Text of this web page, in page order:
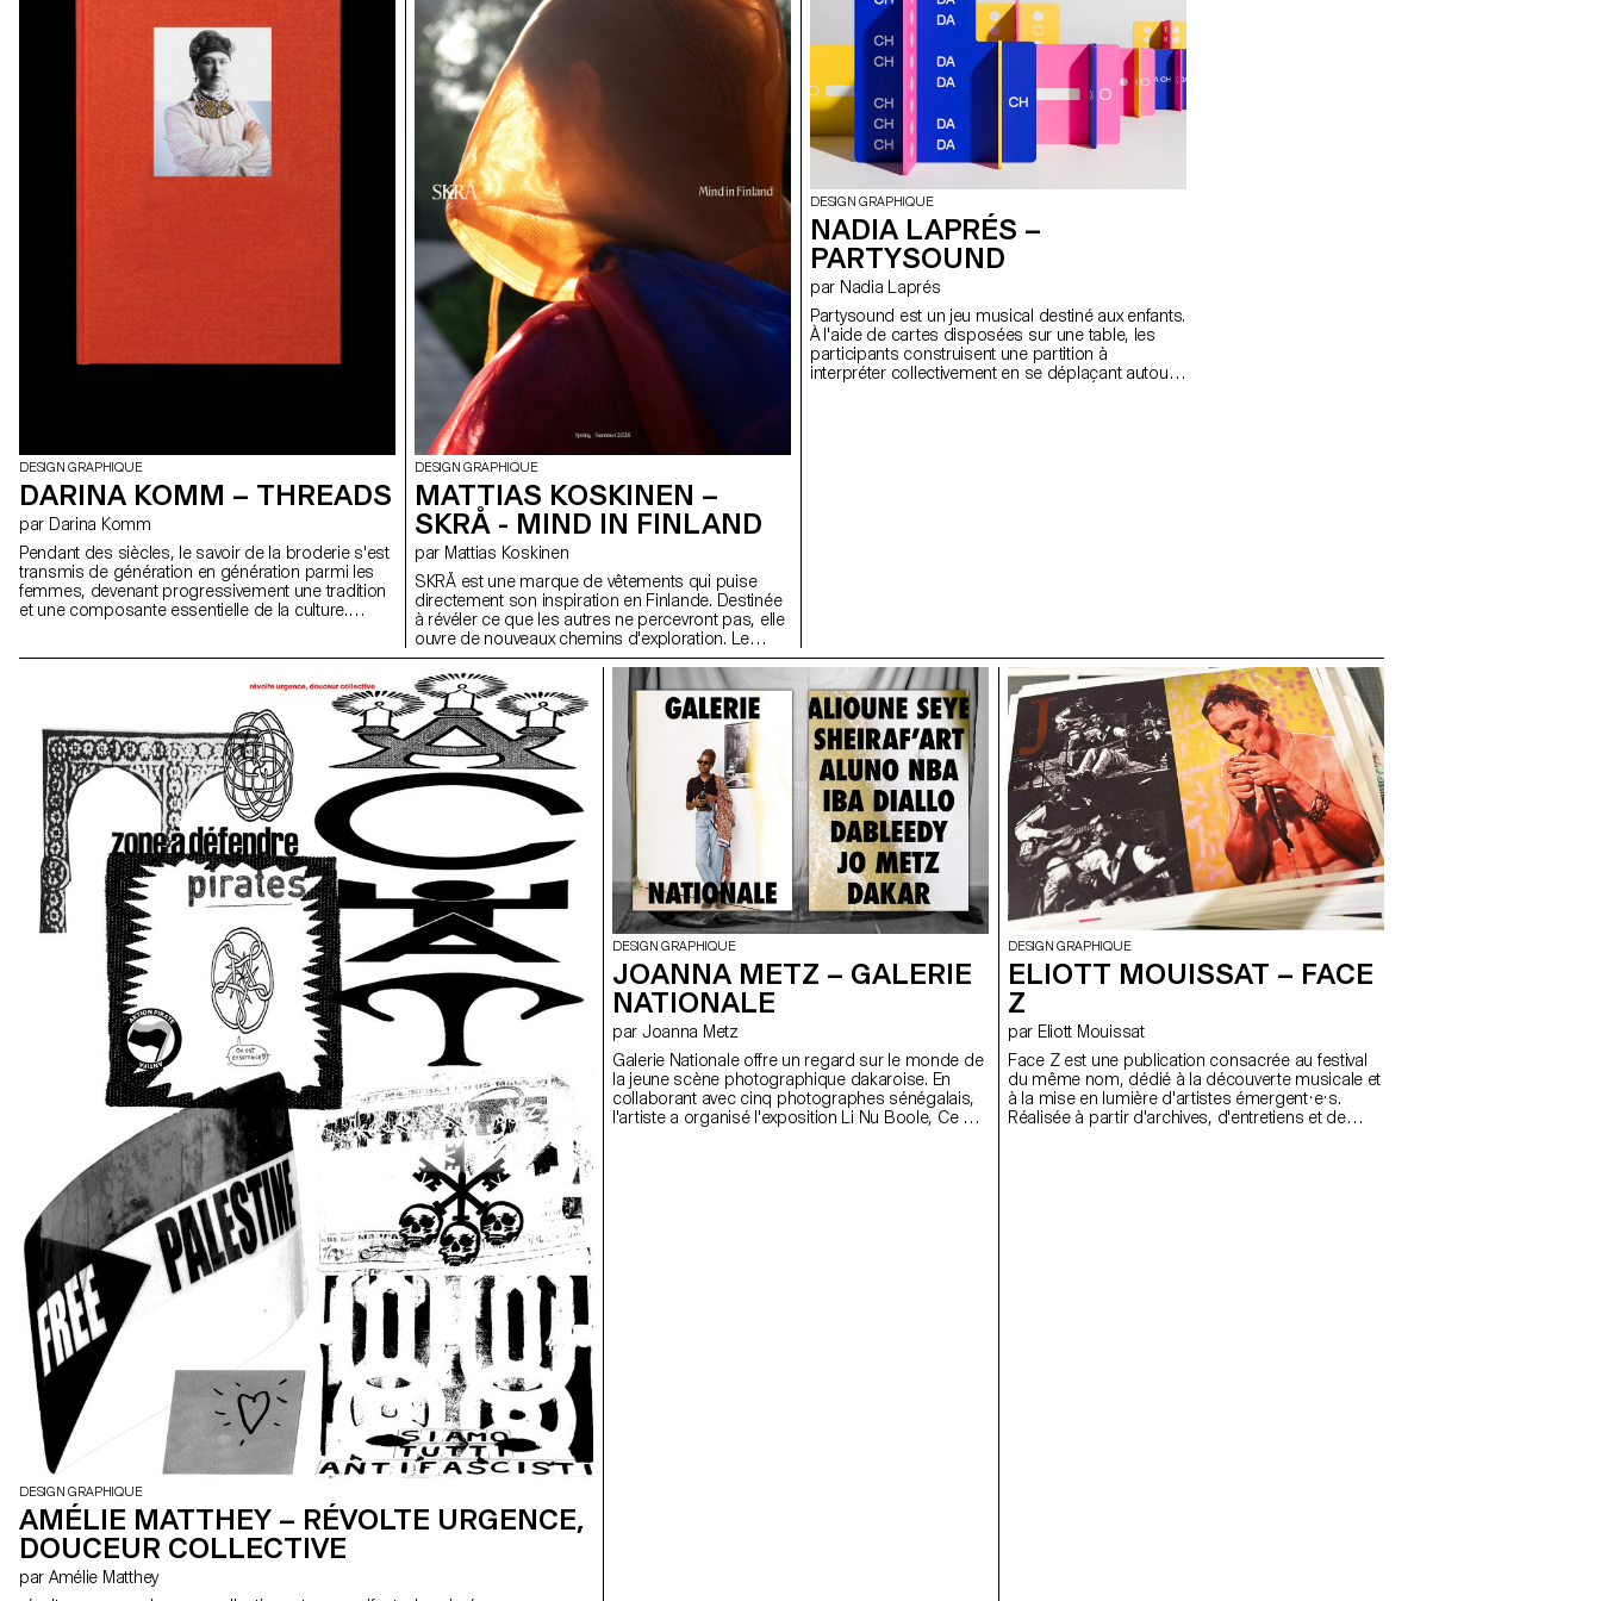
la main apporte une texture vibrante et organique.
Une quête artistique et thérapeutique menée de
permettant aux théories voisines de coexister et
d'entrer en dialogue. Inspiré du Landscape of
Consciousness de Robert Lawrence Kuhn, une
ressource conçue pour les chercheur·euse·s, ce
projet établit des passerelles entre spécialistes et
non-initié·e·s.
persistante du passé de cette boutique qui a
marqué l'histoire du black metal, devenue un lieu
de mémoire et de pèlerinage collectif. Livre conçu
comme un scénario de film, Monumentum post
inferna, présente les objets, les récits et les
mythes qui continuent d'y faire résonner l'histoire
du black metal afin de souligner leur importance
et leur caractère démesuré.
DESIGN GRAPHIQUE
DARINA KOMM – THREADS
par Darina Komm
Pendant des siècles, le savoir de la broderie s'est
transmis de génération en génération parmi les
femmes, devenant progressivement une tradition
et une composante essentielle de la culture.
considérés comme un langage structuré, porteur
d'idées de protection, d'identité et de lien. Ancré
dans les traditions de l'Ukraine centrale de la fin
du XIXᵉ siècle au début du XXᵉ siècle, Threads
associe recherche et interprétation en offrant non
seulement un aperçu historique, mais aussi une
démarche personnelle visant à renouer avec la
mémoire culturelle à travers la photographie, les
motifs et le récit.
DESIGN GRAPHIQUE
MATTIAS KOSKINEN –
SKRÅ - MIND IN FINLAND
par Mattias Koskinen
SKRÅ est une marque de vêtements qui puise
directement son inspiration en Finlande. Destinée
à révéler ce que les autres ne percevront pas, elle
ouvre de nouveaux chemins d'exploration. Le
terme Skrå, issu du suédois, désigne quelque
chose d'oblique ou d'incliné. Cette première pré-
capsule, "Mind in Finland", a pour but de montrer
l'essence même de la marque. La collection met
de côté les codes ordinaires pour mettre en avant
une nouvelle vision. Il s'agit de laisser place à
l'opacité, aux textures, aux silhouettes organiques
et aux formes élancées que l'on perçoit lorsque
les paysages sont submergés par la lumière et
les ombres qu'elle crée. Ce sont ces principes
que l'on retrouve tout au long de ce travail, qui
forgent l'identité et le fil rouge de la collection.
DESIGN GRAPHIQUE
NADIA LAPRÉS –
PARTYSOUND
par Nadia Laprés
Partysound est un jeu musical destiné aux enfants.
À l'aide de cartes disposées sur une table, les
participants construisent une partition à
interpréter collectivement en se déplaçant autour
DESIGN GRAPHIQUE
AMÉLIE MATTHEY – RÉVOLTE URGENCE,
DOUCEUR COLLECTIVE
par Amélie Matthey
DESIGN GRAPHIQUE
JOANNA METZ – GALERIE
NATIONALE
par Joanna Metz
Galerie Nationale offre un regard sur le monde de
la jeune scène photographique dakaroise. En
collaborant avec cinq photographes sénégalais,
l'artiste a organisé l'exposition Li Nu Boole, Ce qui
DESIGN GRAPHIQUE
ELIOTT MOUISSAT – FACE
Z
par Eliott Mouissat
Face Z est une publication consacrée au festival
du même nom, dédié à la découverte musicale et
à la mise en lumière d'artistes émergent·e·s.
Réalisée à partir d'archives, d'entretiens et de